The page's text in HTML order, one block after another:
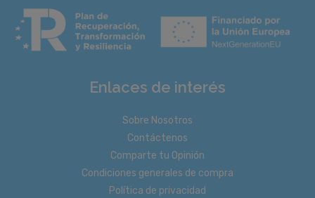
Enlaces de interés
Sobre Nosotros
Contáctenos
Comparte tu Opinión
Condiciones generales de compra
Política de privacidad